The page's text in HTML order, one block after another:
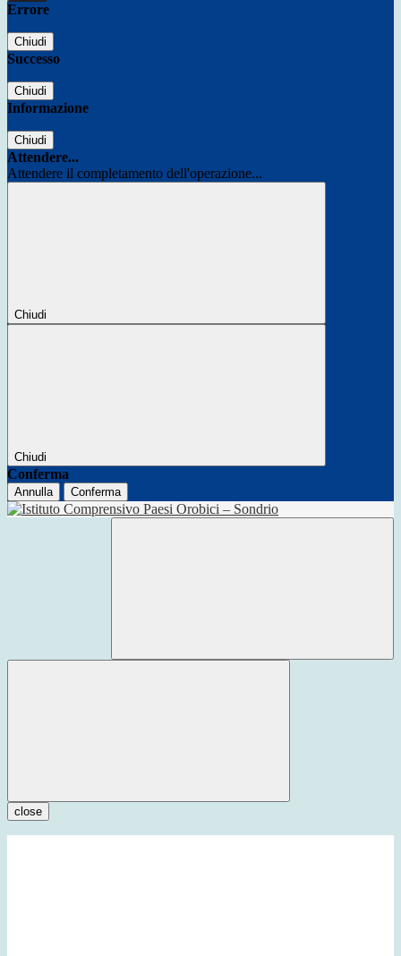
Errore
Chiudi
Successo
Chiudi
Informazione
Chiudi
Attendere...
Attendere il completamento dell'operazione...
Chiudi
Chiudi
Conferma
Annulla Conferma
close